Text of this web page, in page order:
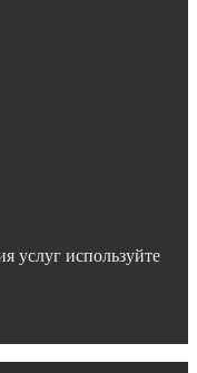
услуг используйте